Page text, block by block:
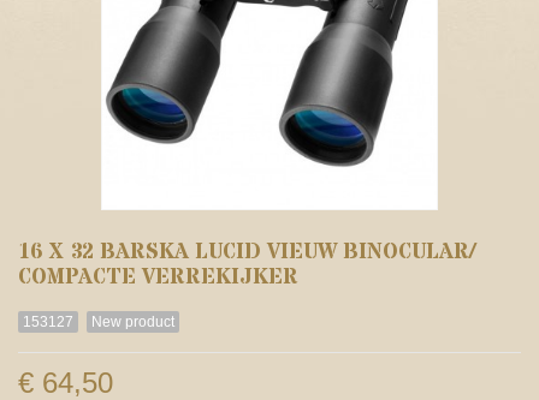
16 X 32 BARSKA LUCID VIEUW BINOCULAR/
COMPACTE VERREKIJKER
153127 New product
€ 64,50